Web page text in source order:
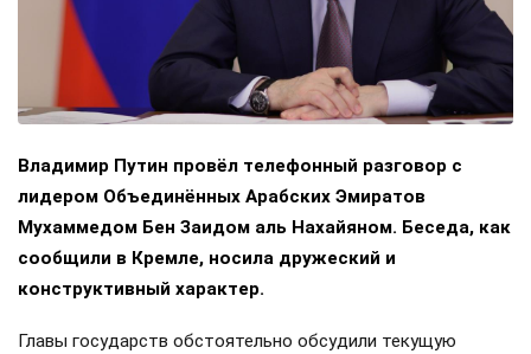
Владимир Путин провёл телефонный разговор с
лидером Объединённых Арабских Эмиратов
Мухаммедом Бен Заидом аль Нахайяном. Беседа, как
сообщили в Кремле, носила дружеский и
конструктивный характер.
Главы государств обстоятельно обсудили текущую